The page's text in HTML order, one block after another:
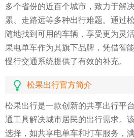
多个省份的近百个城市，致力于解
累、走路远等多种出行难题。通过
随地找到可用的车辆，享受更为灵
果电单车作为其旗下品牌，凭借智
慢行交通系统提供了有效的补充。
松果出行官方简介
松果出行是一款创新的共享出行平
通工具解决城市居民的出行需求。
选择，如共享电单车和打车服务，